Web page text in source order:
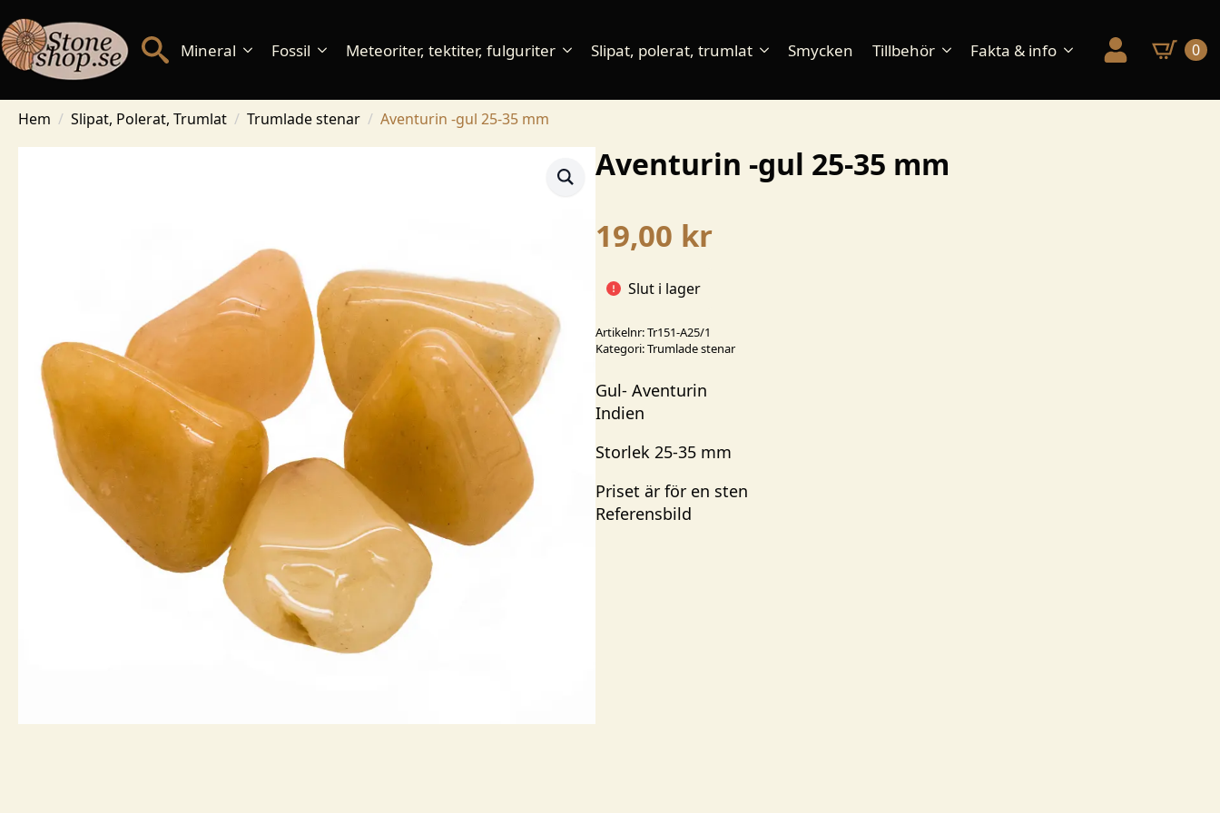
Mineral Fossil Meteoriter, tektiter, fulguriter Slipat, polerat, trumlat Smycken Tillbehör Fakta & info 0
Hem Slipat, Polerat, Trumlat Trumlade stenar Aventurin -gul 25-35 mm
Aventurin -gul 25-35 mm
19,00 kr
Slut i lager
Artikelnr:Tr151-A25/1
Kategori:Trumlade stenar
Gul- Aventurin
Indien
Storlek 25-35 mm
Priset är för en sten
Referensbild